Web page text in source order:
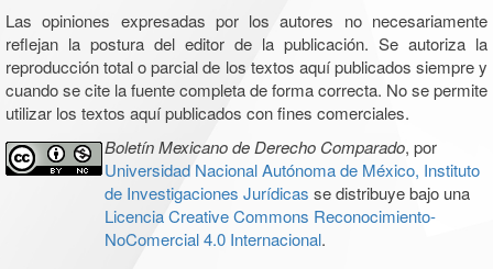
Las opiniones expresadas por los autores no necesariamente
reflejan la postura del editor de la publicación. Se autoriza la
reproducción total o parcial de los textos aquí publicados siempre y
cuando se cite la fuente completa de forma correcta. No se permite
utilizar los textos aquí publicados con fines comerciales.
Boletín Mexicano de Derecho Comparado, por
Universidad Nacional Autónoma de México, Instituto
de Investigaciones Jurídicas se distribuye bajo una
Licencia Creative Commons Reconocimiento-
NoComercial 4.0 Internacional.